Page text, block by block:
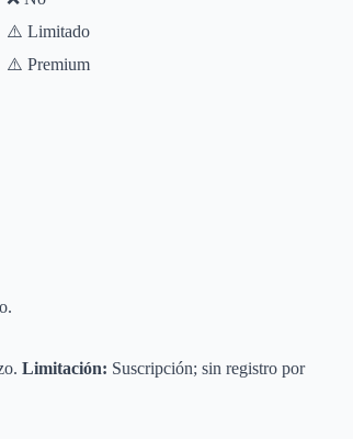
⚠️ Limitado
⚠️ Premium
Limitación: Suscripción; sin registro por